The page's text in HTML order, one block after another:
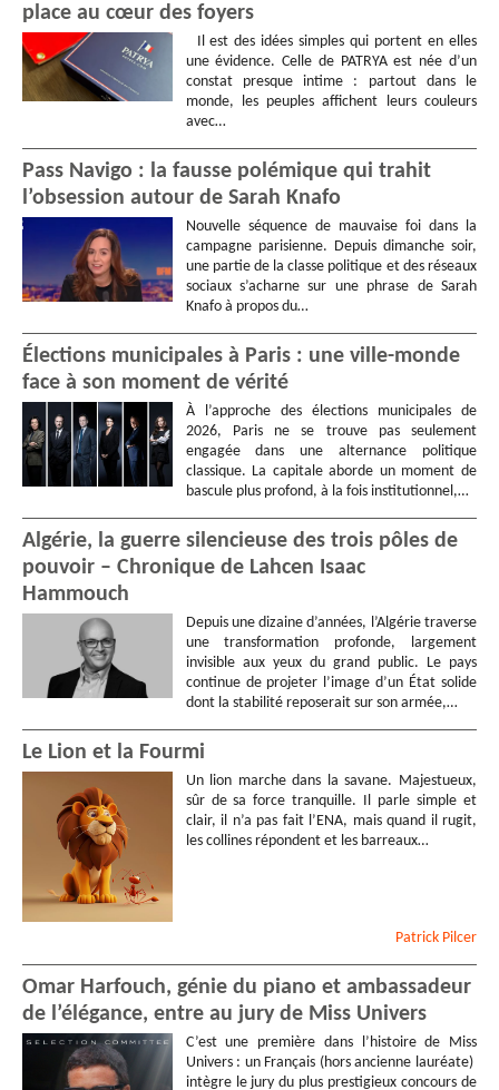
place au cœur des foyers
Il est des idées simples qui portent en elles
une évidence. Celle de PATRYA est née d’un
constat presque intime : partout dans le
monde, les peuples affichent leurs couleurs
avec…
Pass Navigo : la fausse polémique qui trahit
l’obsession autour de Sarah Knafo
Nouvelle séquence de mauvaise foi dans la
campagne parisienne. Depuis dimanche soir,
une partie de la classe politique et des réseaux
sociaux s’acharne sur une phrase de Sarah
Knafo à propos du…
Élections municipales à Paris : une ville-monde
face à son moment de vérité
À l’approche des élections municipales de
2026, Paris ne se trouve pas seulement
engagée dans une alternance politique
classique. La capitale aborde un moment de
bascule plus profond, à la fois institutionnel,…
Algérie, la guerre silencieuse des trois pôles de
pouvoir – Chronique de Lahcen Isaac
Hammouch
Depuis une dizaine d’années, l’Algérie traverse
une transformation profonde, largement
invisible aux yeux du grand public. Le pays
continue de projeter l’image d’un État solide
dont la stabilité reposerait sur son armée,…
Le Lion et la Fourmi
Un lion marche dans la savane. Majestueux,
sûr de sa force tranquille. Il parle simple et
clair, il n’a pas fait l’ENA, mais quand il rugit,
les collines répondent et les barreaux…
Patrick Pilcer
Omar Harfouch, génie du piano et ambassadeur
de l’élégance, entre au jury de Miss Univers
C’est une première dans l’histoire de Miss
Univers : un Français (hors ancienne lauréate)
intègre le jury du plus prestigieux concours de